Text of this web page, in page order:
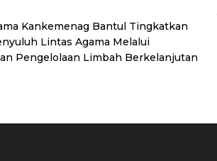
Kankemenag Bantul Tingkatkan
Lintas Agama Melalui
Pengelolaan Limbah Berkelanjutan